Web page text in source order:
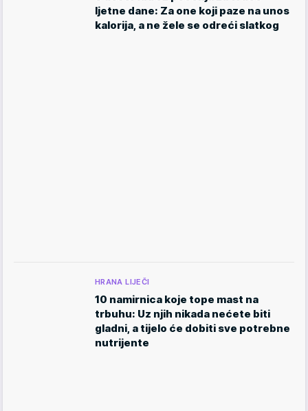
ljetne dane: Za one koji paze na unos
kalorija, a ne žele se odreći slatkog
HRANA LIJEČI
10 namirnica koje tope mast na
trbuhu: Uz njih nikada nećete biti
gladni, a tijelo će dobiti sve potrebne
nutrijente